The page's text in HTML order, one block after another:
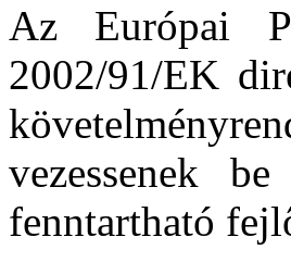
Az Európai
2002/91/EK
vezessenek
fenntartható